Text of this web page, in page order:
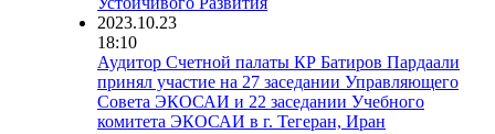
2023.10.23
18:10
Аудитор Счетной палаты КР Батиров Пардаали
принял участие на 27 заседании Управляющего
Совета ЭКОСАИ и 22 заседании Учебного
комитета ЭКОСАИ в г. Тегеран, Иран